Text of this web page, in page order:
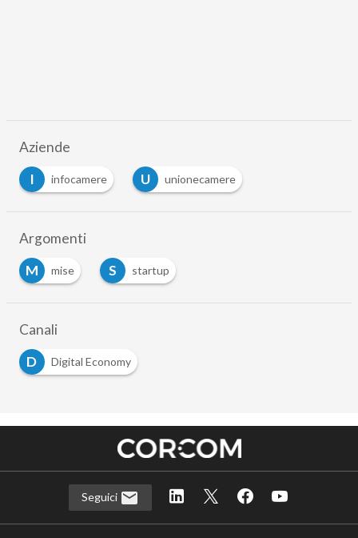
Aziende
I
infocamere U unionecamere
Argomenti
M
mise S startup
Canali
D
Digital Economy
Seguici